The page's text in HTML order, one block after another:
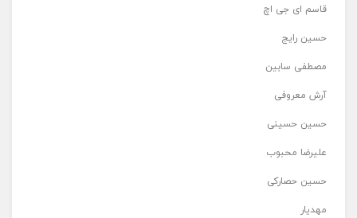
قاسم ای جی اچ
حسین رایج
مصطفی سابین
آرش معروفی
حسین حسینی
علیرضا محبوب
حسین حصارکی
مهدیار